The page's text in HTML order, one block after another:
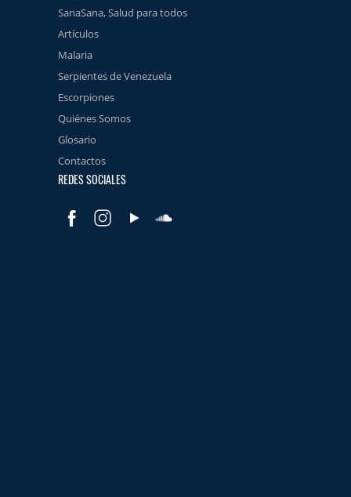
SanaSana, Salud para todos
Artículos
Malaria
Serpientes de Venezuela
Escorpiones
Quiénes Somos
Glosario
Contactos
REDES SOCIALES